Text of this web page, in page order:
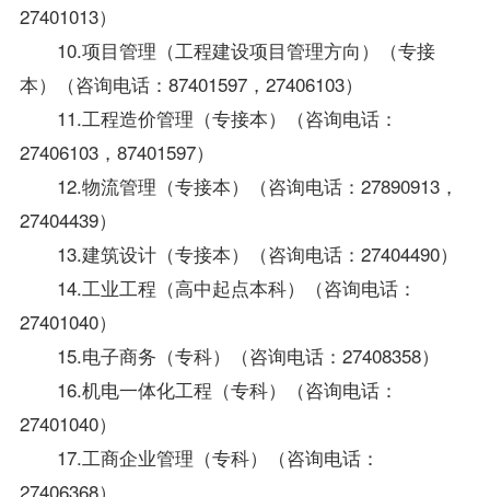
27401013）
10.项目管理（工程建设项目管理方向）（专接
本）（咨询电话：87401597，27406103）
11.工程造价管理（专接本）（咨询电话：
27406103，87401597）
12.物流管理（专接本）（咨询电话：27890913，
27404439）
13.建筑设计（专接本）（咨询电话：27404490）
14.工业工程（高中起点本科）（咨询电话：
27401040）
15.电子商务（专科）
（咨询电话：27408358）
16.机电一体化工程（专科）（咨询电话：
27401040）
17.工商企业管理（专科）
（咨询电话：
27406368）